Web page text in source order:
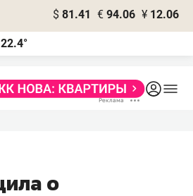
$ 81.41 € 94.06 ¥ 12.06
22.4°
о